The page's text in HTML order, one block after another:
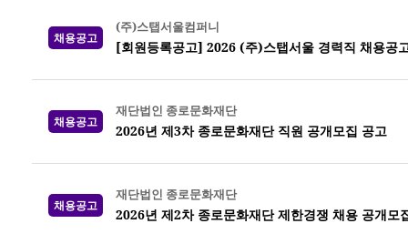
채용공고
(주)스탭서울컴퍼니
[회원등록공고] 2026 (주)스탭서울 경력직 채용공
채용공고
재단법인 종로문화재단
2026년 제3차 종로문화재단 직원 공개모집 공고
채용공고
재단법인 종로문화재단
2026년 제2차 종로문화재단 제한경쟁 채용 공개모